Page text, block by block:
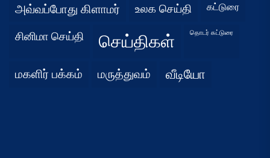
அவ்வப்போது கிளாமர் உலக செய்தி கட்டுரை
சினிமா செய்தி செய்திகள் தொடர் கட்டுரை
மகளிர் பக்கம் மருத்துவம் வீடியோ